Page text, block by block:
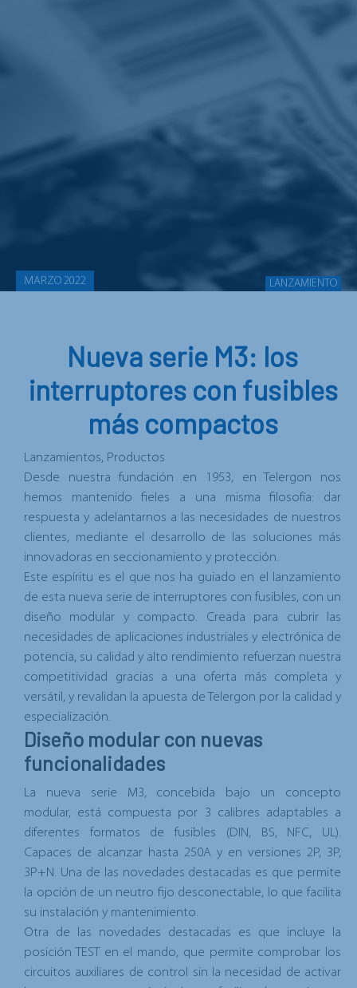
MARZO 2022 LANZAMIENTO
Nueva serie M3: los
interruptores con fusibles
más compactos
Lanzamientos, Productos
Desde nuestra fundación en 1953, en Telergon nos
hemos mantenido fieles a una misma filosofía: dar
respuesta y adelantarnos a las necesidades de nuestros
clientes, mediante el desarrollo de las soluciones más
innovadoras en seccionamiento y protección.
Este espíritu es el que nos ha guiado en el lanzamiento
de esta nueva serie de interruptores con fusibles, con un
diseño modular y compacto. Creada para cubrir las
necesidades de aplicaciones industriales y electrónica de
potencia, su calidad y alto rendimiento refuerzan nuestra
competitividad gracias a una oferta más completa y
versátil, y revalidan la apuesta de Telergon por la calidad y
especialización.
Diseño modular con nuevas
funcionalidades
La nueva serie M3, concebida bajo un concepto
modular, está compuesta por 3 calibres adaptables a
diferentes formatos de fusibles (DIN, BS, NFC, UL).
Capaces de alcanzar hasta 250A y en versiones 2P, 3P,
3P+N. Una de las novedades destacadas es que permite
la opción de un neutro fijo desconectable, lo que facilita
su instalación y mantenimiento.
Otra de las novedades destacadas es que incluye la
posición TEST en el mando, que permite comprobar los
circuitos auxiliares de control sin la necesidad de activar